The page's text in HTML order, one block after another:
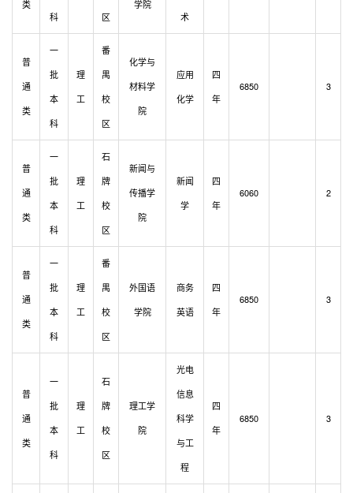
类
科
区
学院
术
普
通
类
一
批
本
科
理
工
番
禺
校
区
化学与
材料学
院
应用
化学
四
年
6850 3
普
通
类
一
批
本
科
理
工
石
牌
校
区
新闻与
传播学
院
新闻
学
四
年
6060 2
普
通
类
一
批
本
科
理
工
番
禺
校
区
外国语
学院
商务
英语
四
年
6850 3
普
通
类
一
批
本
科
理
工
石
牌
校
区
理工学
院
光电
信息
科学
与工
程
四
年
6850 3